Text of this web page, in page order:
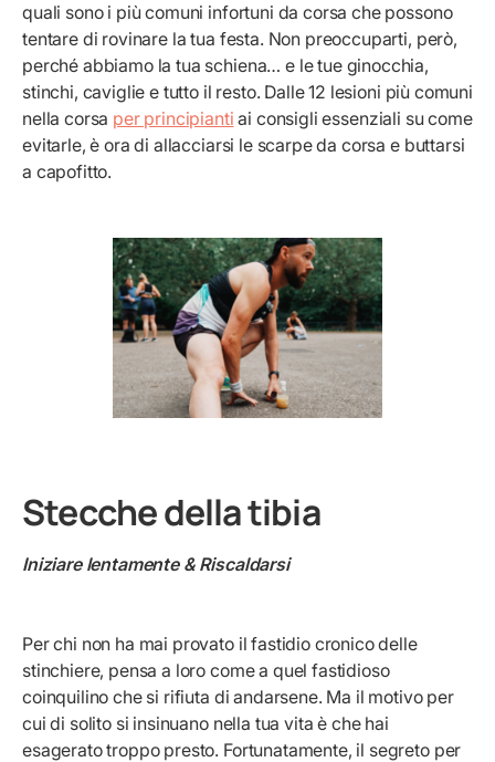
quali sono i più comuni infortuni da corsa che possono
tentare di rovinare la tua festa. Non preoccuparti, però,
perché abbiamo la tua schiena… e le tue ginocchia,
stinchi, caviglie e tutto il resto. Dalle 12 lesioni più comuni
nella corsa per principianti ai consigli essenziali su come
evitarle, è ora di allacciarsi le scarpe da corsa e buttarsi
a capofitto.
Stecche della tibia
Iniziare lentamente & Riscaldarsi
Per chi non ha mai provato il fastidio cronico delle
stinchiere, pensa a loro come a quel fastidioso
coinquilino che si rifiuta di andarsene. Ma il motivo per
cui di solito si insinuano nella tua vita è che hai
esagerato troppo presto. Fortunatamente, il segreto per